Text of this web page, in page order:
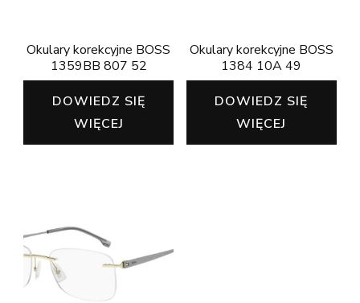
Okulary korekcyjne BOSS
1359BB 807 52
DOWIEDZ SIĘ
WIĘCEJ
Okulary korekcyjne BOSS
1384 10A 49
DOWIEDZ SIĘ
WIĘCEJ